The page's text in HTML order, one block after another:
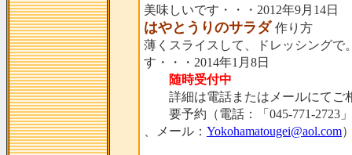
美味しいです・・・2012年9月14日
はやとうりのサラダ 作り方
薄くスライスして、ドレッシングで
す・・・2014年1月8日
随時受付中
詳細は電話またはメールにてご
要予約（電話：「045-771-2723」
、メール： Yokohamatougei@aol.com